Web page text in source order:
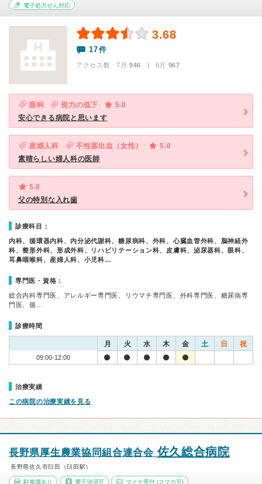
電子処方せん対応
3.68
17件
アクセス数 7月:946 | 6月:967
眼科 視力の低下
5.0
安心できる病院と思います
産婦人科 不性器出血（女性）
5.0
素晴らしい婦人科の医師
5.0
父の特別な入れ歯
診療科目：
内科、循環器内科、内分泌代謝科、糖尿病科、外科、心臓血管外科、脳神経外
科、整形外科、形成外科、リハビリテーション科、皮膚科、泌尿器科、眼科、
耳鼻咽喉科、産婦人科、小児科…
専門医・資格：
総合内科専門医、アレルギー専門医、リウマチ専門医、外科専門医、糖尿病専
門医、循…
診療時間
月 火 水 木 金 土 日 祝
09:00-12:00
治療実績
この病院の治療実績を見る
長野県厚生農業協同組合連合会佐久総合病院
長野県佐久市臼田（臼田駅）
駐車場あり 電子決済可 マイナ受付 (スマホ可)